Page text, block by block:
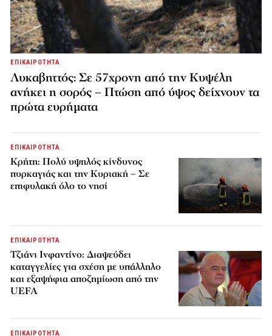
ΕΠΙΚΑΙΡΟΤΗΤΑ
Λυκαβηττός: Σε 57χρονη από την Κυψέλη
ανήκει η σορός – Πτώση από ύψος δείχνουν τα
πρώτα ευρήματα
ΕΠΙΚΑΙΡΟΤΗΤΑ
Κρήτη: Πολύ υψηλός κίνδυνος
πυρκαγιάς και την Κυριακή – Σε
επιφυλακή όλο το νησί
ΕΠΙΚΑΙΡΟΤΗΤΑ
Τζιάνι Ινφαντίνο: Διαψεύδει
καταγγελίες για σχέση με υπάλληλο
και εξαψήφια αποζημίωση από την
UEFA
ΕΠΙΚΑΙΡΟΤΗΤΑ